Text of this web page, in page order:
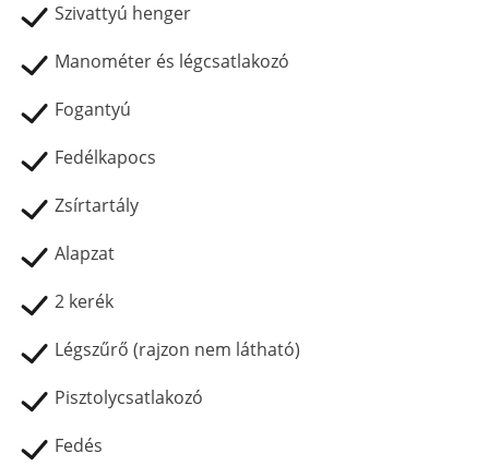
Szivattyú henger
Manométer és légcsatlakozó
Fogantyú
Fedélkapocs
Zsírtartály
Alapzat
2 kerék
Légszűrő (rajzon nem látható)
Pisztolycsatlakozó
Fedés